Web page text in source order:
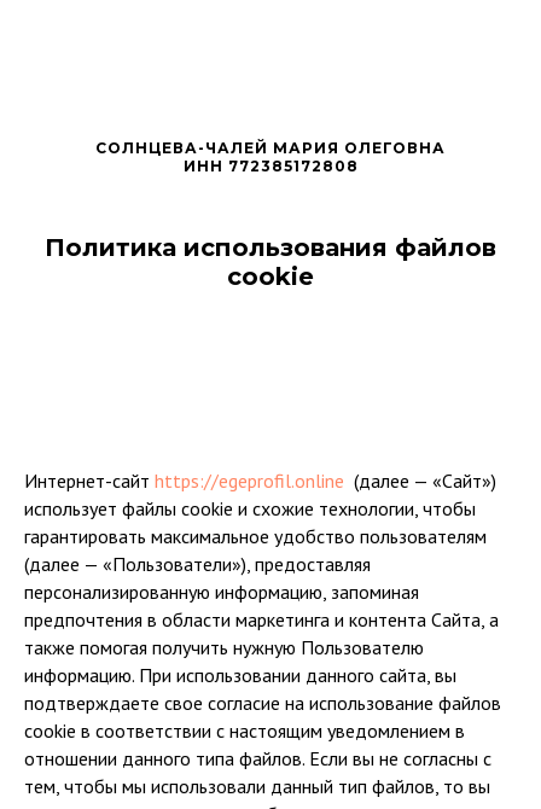
СОЛНЦЕВА-ЧАЛЕЙ МАРИЯ ОЛЕГОВНА
ИНН 772385172808
Политика использования файлов
cookie
Интернет-сайт https://egeprofil.online (далее — «Сайт»)
использует файлы cookie и схожие технологии, чтобы
гарантировать максимальное удобство пользователям
(далее — «Пользователи»), предоставляя
персонализированную информацию, запоминая
предпочтения в области маркетинга и контента Сайта, а
также помогая получить нужную Пользователю
информацию. При использовании данного сайта, вы
подтверждаете свое согласие на использование файлов
cookie в соответствии с настоящим уведомлением в
отношении данного типа файлов. Если вы не согласны с
тем, чтобы мы использовали данный тип файлов, то вы